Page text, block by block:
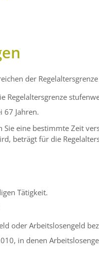
der
Regelaltersgrenze
67 Jahren.
eine bestimmte Zeit
beträgt für die
Tätigkeit.
oder Arbeitslosengeld
in denen